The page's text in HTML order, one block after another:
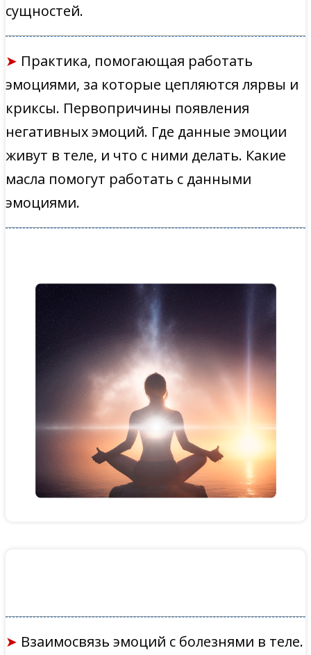
сущностей.
➤ Практика, помогающая работать
эмоциями, за которые цепляются лярвы и
криксы. Первопричины появления
негативных эмоций. Где данные эмоции
живут в теле, и что с ними делать. Какие
масла помогут работать с данными
эмоциями.
➤ Взаимосвязь эмоций с болезнями в теле.